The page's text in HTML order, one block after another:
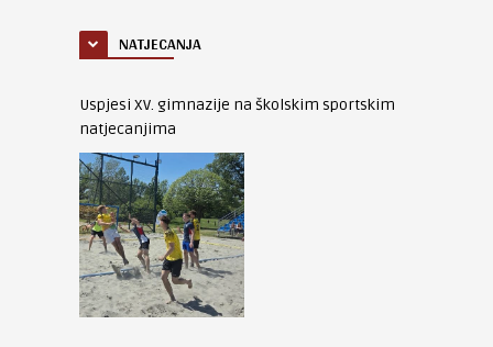
NATJECANJA
Uspjesi XV. gimnazije na školskim sportskim
natjecanjima